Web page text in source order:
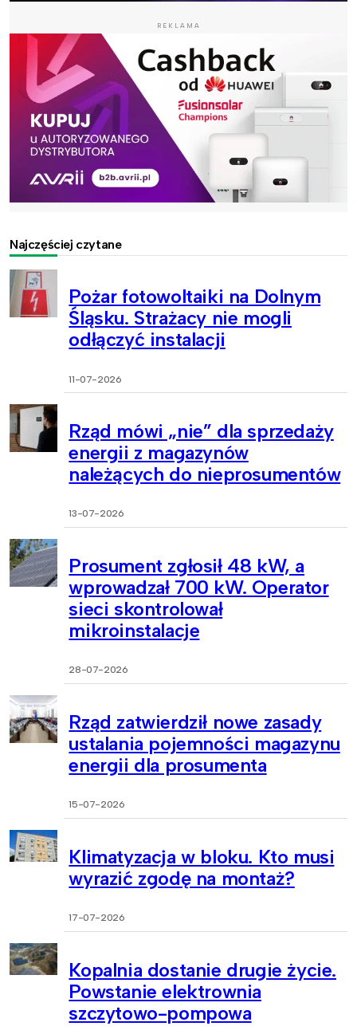
REKLAMA
Najczęściej czytane
Pożar fotowoltaiki na Dolnym
Śląsku. Strażacy nie mogli
odłączyć instalacji
11-07-2026
Rząd mówi „nie” dla sprzedaży
energii z magazynów
należących do nieprosumentów
13-07-2026
Prosument zgłosił 48 kW, a
wprowadzał 700 kW. Operator
sieci skontrolował
mikroinstalacje
28-07-2026
Rząd zatwierdził nowe zasady
ustalania pojemności magazynu
energii dla prosumenta
15-07-2026
Klimatyzacja w bloku. Kto musi
wyrazić zgodę na montaż?
17-07-2026
Kopalnia dostanie drugie życie.
Powstanie elektrownia
szczytowo-pompowa